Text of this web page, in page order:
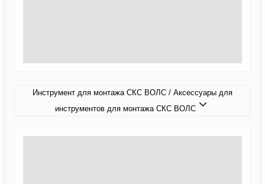
Инструмент для монтажа СКС ВОЛС / Аксессуары для
инструментов для монтажа СКС ВОЛС